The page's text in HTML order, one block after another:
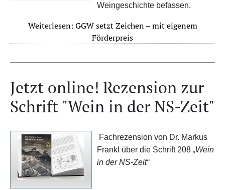
Weingeschichte befassen.
Weiterlesen: GGW setzt Zeichen – mit eigenem
Förderpreis
Jetzt online! Rezension zur
Schrift "Wein in der NS-Zeit"
Fachrezension von Dr. Markus
Frankl über die Schrift 208„Wein
in der NS-Zeit“